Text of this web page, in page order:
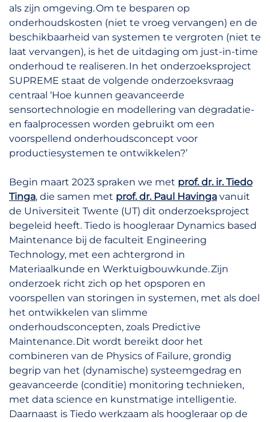
als zijn omgeving. Om te besparen op
onderhoudskosten (niet te vroeg vervangen) en de
beschikbaarheid van systemen te vergroten (niet te
laat vervangen), is het de uitdaging om just-in-time
onderhoud te realiseren. In het onderzoeksproject
SUPREME staat de volgende onderzoeksvraag
centraal ‘Hoe kunnen geavanceerde
sensortechnologie en modellering van degradatie-
en faalprocessen worden gebruikt om een ​​
voorspellend onderhoudsconcept voor
productiesystemen te ontwikkelen?’
Begin maart 2023 spraken we met prof. dr. ir. Tiedo
Tinga, die samen met prof. dr. Paul Havinga vanuit
de Universiteit Twente (UT) dit onderzoeksproject
begeleid heeft. Tiedo is hoogleraar Dynamics based
Maintenance bij de faculteit Engineering
Technology, met een achtergrond in
Materiaalkunde en Werktuigbouwkunde. Zijn
onderzoek richt zich op het opsporen en
voorspellen van storingen in systemen, met als doel
het ontwikkelen van slimme
onderhoudsconcepten, zoals Predictive
Maintenance. Dit wordt bereikt door het
combineren van de Physics of Failure, grondig
begrip van het (dynamische) systeemgedrag en
geavanceerde (conditie) monitoring technieken,
met data science en kunstmatige intelligentie.
Daarnaast is Tiedo werkzaam als hoogleraar op de